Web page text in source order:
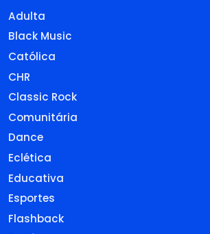
Adulta
Black Music
Católica
CHR
Classic Rock
Comunitária
Dance
Eclética
Educativa
Esportes
Flashback